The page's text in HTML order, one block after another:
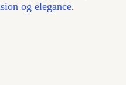
og elegance.